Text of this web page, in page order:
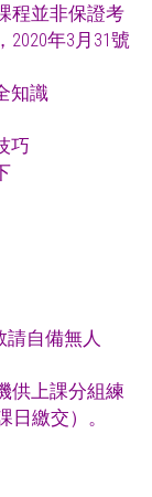
程並非保證考
年3月31號
知識
巧
請自備無人
供上課分組練
日繳交）。